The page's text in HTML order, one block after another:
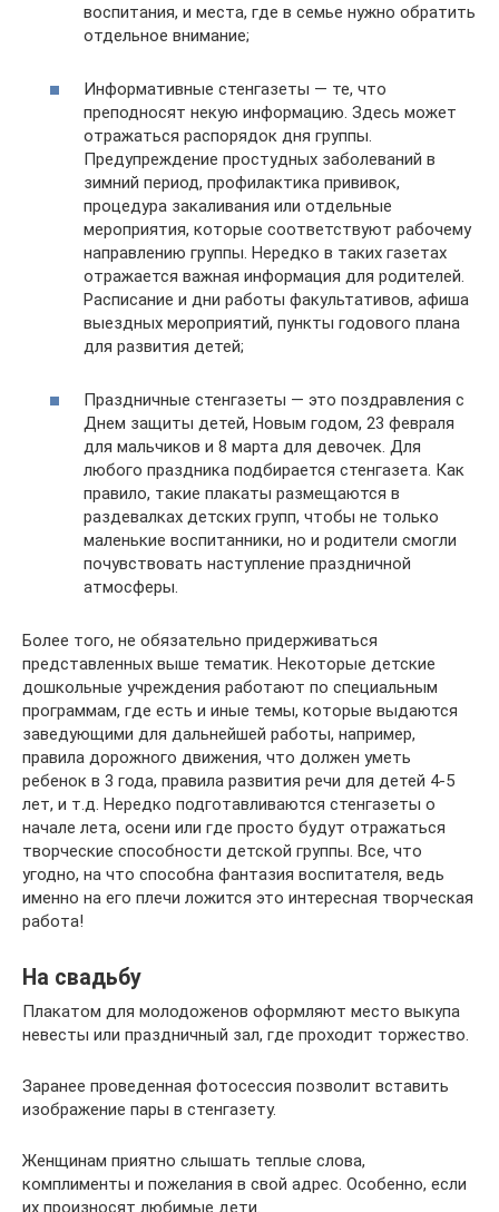
воспитания, и места, где в семье нужно обратить
отдельное внимание;
Информативные стенгазеты — те, что
преподносят некую информацию. Здесь может
отражаться распорядок дня группы.
Предупреждение простудных заболеваний в
зимний период, профилактика прививок,
процедура закаливания или отдельные
мероприятия, которые соответствуют рабочему
направлению группы. Нередко в таких газетах
отражается важная информация для родителей.
Расписание и дни работы факультативов, афиша
выездных мероприятий, пункты годового плана
для развития детей;
Праздничные стенгазеты — это поздравления с
Днем защиты детей, Новым годом, 23 февраля
для мальчиков и 8 марта для девочек. Для
любого праздника подбирается стенгазета. Как
правило, такие плакаты размещаются в
раздевалках детских групп, чтобы не только
маленькие воспитанники, но и родители смогли
почувствовать наступление праздничной
атмосферы.
Более того, не обязательно придерживаться
представленных выше тематик. Некоторые детские
дошкольные учреждения работают по специальным
программам, где есть и иные темы, которые выдаются
заведующими для дальнейшей работы, например,
правила дорожного движения, что должен уметь
ребенок в 3 года, правила развития речи для детей 4-5
лет, и т.д. Нередко подготавливаются стенгазеты о
начале лета, осени или где просто будут отражаться
творческие способности детской группы. Все, что
угодно, на что способна фантазия воспитателя, ведь
именно на его плечи ложится это интересная творческая
работа!
На свадьбу
Плакатом для молодоженов оформляют место выкупа
невесты или праздничный зал, где проходит торжество.
Заранее проведенная фотосессия позволит вставить
изображение пары в стенгазету.
Женщинам приятно слышать теплые слова,
комплименты и пожелания в свой адрес. Особенно, если
их произносят любимые дети.